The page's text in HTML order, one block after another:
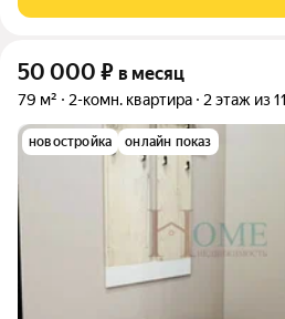
кaчeственной мeбeлью:
50 000 ₽ в месяц
79 м² 2-комн. квартира 2 этаж из 11
новостройка онлайн показ